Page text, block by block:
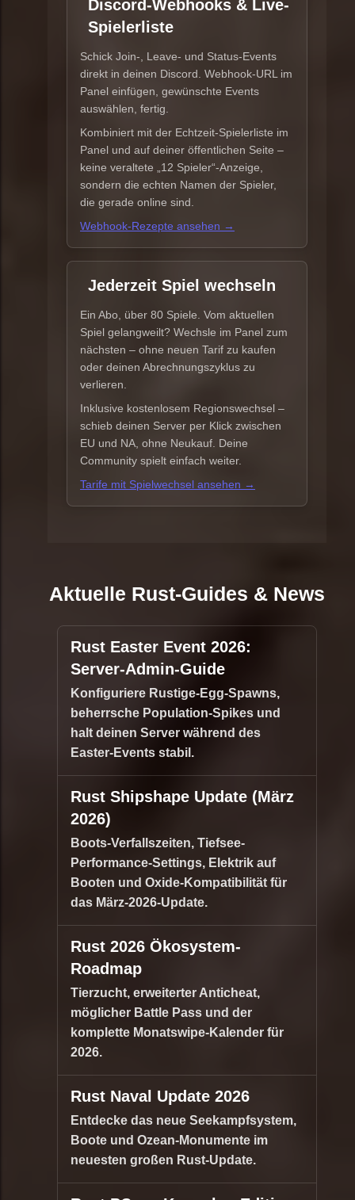
Discord-Webhooks & Live-
Spielerliste
Schick Join-, Leave- und Status-Events
direkt in deinen Discord. Webhook-URL im
Panel einfügen, gewünschte Events
auswählen, fertig.
Kombiniert mit der Echtzeit-Spielerliste im
Panel und auf deiner öffentlichen Seite –
keine veraltete „12 Spieler“-Anzeige,
sondern die echten Namen der Spieler,
die gerade online sind.
Webhook-Rezepte ansehen →
Jederzeit Spiel wechseln
Ein Abo, über 80 Spiele. Vom aktuellen
Spiel gelangweilt? Wechsle im Panel zum
nächsten – ohne neuen Tarif zu kaufen
oder deinen Abrechnungszyklus zu
verlieren.
Inklusive kostenlosem Regionswechsel –
schieb deinen Server per Klick zwischen
EU und NA, ohne Neukauf. Deine
Community spielt einfach weiter.
Tarife mit Spielwechsel ansehen →
Aktuelle Rust-Guides & News
Rust Easter Event 2026:
Server-Admin-Guide
Konfiguriere Rustige-Egg-Spawns,
beherrsche Population-Spikes und
halt deinen Server während des
Easter-Events stabil.
Rust Shipshape Update (März
2026)
Boots-Verfallszeiten, Tiefsee-
Performance-Settings, Elektrik auf
Booten und Oxide-Kompatibilität für
das März-2026-Update.
Rust 2026 Ökosystem-
Roadmap
Tierzucht, erweiterter Anticheat,
möglicher Battle Pass und der
komplette Monatswipe-Kalender für
2026.
Rust Naval Update 2026
Entdecke das neue Seekampfsystem,
Boote und Ozean-Monumente im
neuesten großen Rust-Update.